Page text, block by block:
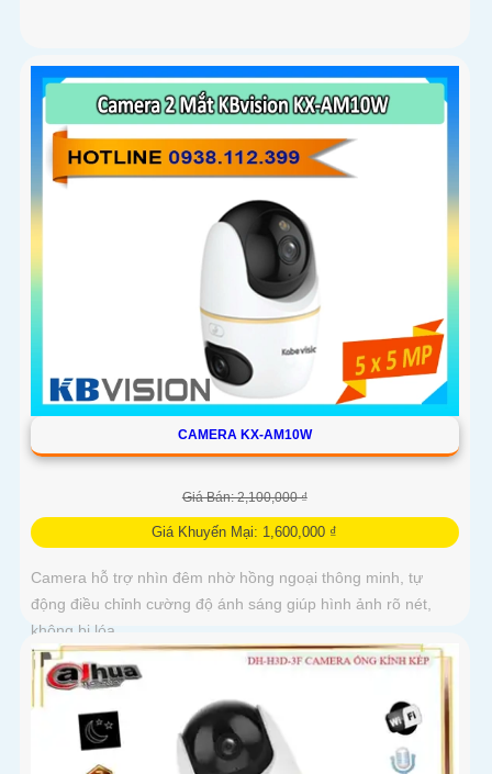
CAMERA KX-AM10W
Giá Bán: 2,100,000 ₫
Giá Khuyến Mại: 1,600,000 ₫
Camera hỗ trợ nhìn đêm nhờ hồng ngoại thông minh, tự
động điều chỉnh cường độ ánh sáng giúp hình ảnh rõ nét,
không bị lóa